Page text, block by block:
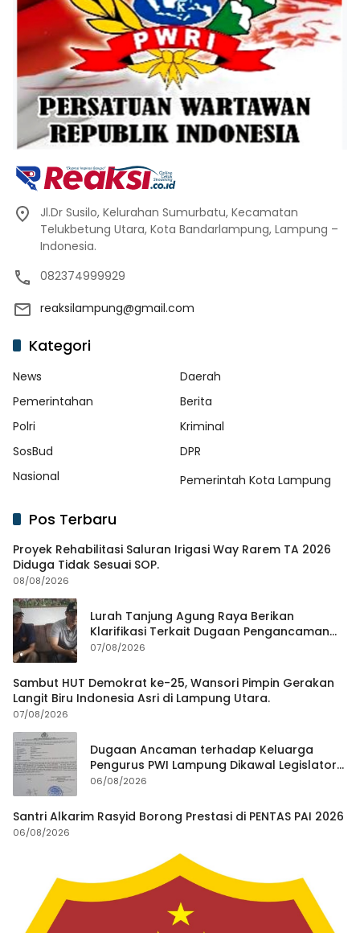
Jl.Dr Susilo, Kelurahan Sumurbatu, Kecamatan
Telukbetung Utara, Kota Bandarlampung, Lampung –
Indonesia.
082374999929
reaksilampung@gmail.com
Kategori
News
Daerah
Pemerintahan
Berita
Polri
Kriminal
SosBud
DPR
Nasional
Pemerintah Kota Lampung
Pos Terbaru
Proyek Rehabilitasi Saluran Irigasi Way Rarem TA 2026
Diduga Tidak Sesuai SOP.
08/08/2026
Lurah Tanjung Agung Raya Berikan
Klarifikasi Terkait Dugaan Pengancaman
Antar Warga Yang Berujung Laporan ke
07/08/2026
Sambut HUT Demokrat ke-25, Wansori Pimpin Gerakan
Langit Biru Indonesia Asri di Lampung Utara.
07/08/2026
Dugaan Ancaman terhadap Keluarga
Pengurus PWI Lampung Dikawal Legislator
dan Jurnalis
06/08/2026
Santri Alkarim Rasyid Borong Prestasi di PENTAS PAI 2026
06/08/2026